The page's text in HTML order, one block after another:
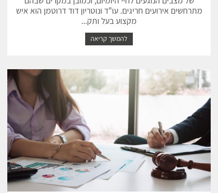
מתרחשים אירועים חריגים. עו"ד ונוטריון דוד דרוטמן הוא איש
מקצוע בעל ותק...
להמשך קריאה